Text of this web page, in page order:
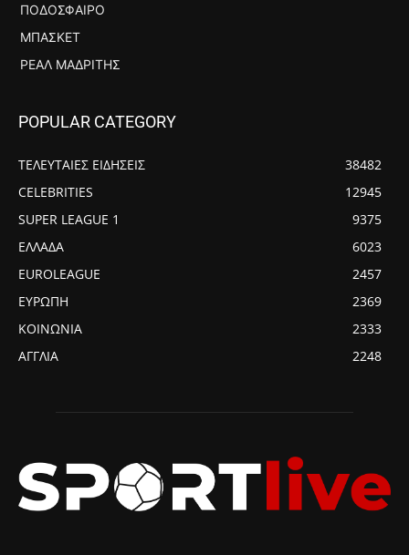
ΠΟΔΌΣΦΑΙΡΟ
ΜΠΆΣΚΕΤ
ΡΕΆΛ ΜΑΔΡΊΤΗΣ
POPULAR CATEGORY
ΤΕΛΕΥΤΑΙΕΣ ΕΙΔΗΣΕΙΣ
38482
CELEBRITIES
12945
SUPER LEAGUE 1
9375
ΕΛΛΑΔΑ
6023
EUROLEAGUE
2457
ΕΥΡΩΠΗ
2369
ΚΟΙΝΩΝΙΑ
2333
ΑΓΓΛΙΑ
2248